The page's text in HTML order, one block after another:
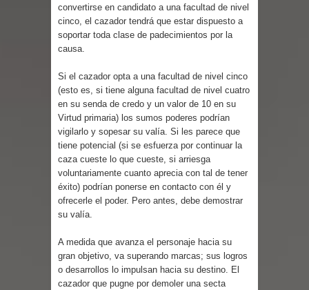
convertirse en candidato a una facultad de nivel
cinco, el cazador tendrá que estar dispuesto a
soportar toda clase de padecimientos por la
causa.
Si el cazador opta a una facultad de nivel cinco
(esto es, si tiene alguna facultad de nivel cuatro
en su senda de credo y un valor de 10 en su
Virtud primaria) los sumos poderes podrían
vigilarlo y sopesar su valía. Si les parece que
tiene potencial (si se esfuerza por continuar la
caza cueste lo que cueste, si arriesga
voluntariamente cuanto aprecia con tal de tener
éxito) podrían ponerse en contacto con él y
ofrecerle el poder. Pero antes, debe demostrar
su valía.
A medida que avanza el personaje hacia su
gran objetivo, va superando marcas; sus logros
o desarrollos lo impulsan hacia su destino. El
cazador que pugne por demoler una secta